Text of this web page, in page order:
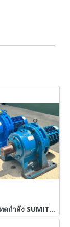
มอเตอร์เกียร์ทดกำลัง SUMITOMO JAPAN ขนาด 5 HP อัตราทด 1 : 87 ( 17 rpm ) 380V เข้ามา 3 ตัว